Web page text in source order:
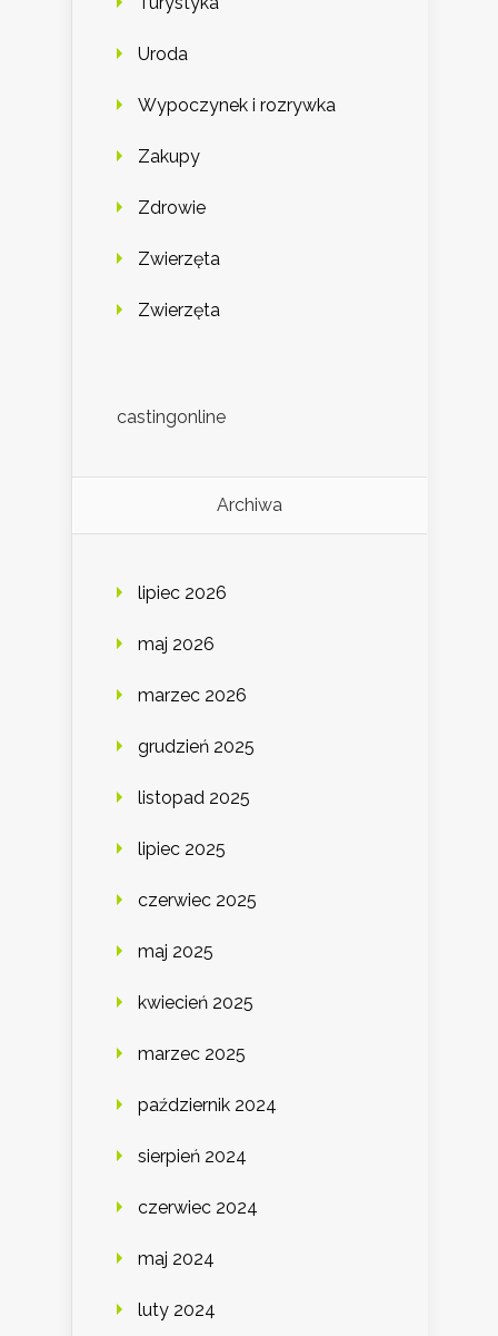
Uroda
Wypoczynek i rozrywka
Zakupy
Zdrowie
Zwierzęta
Zwierzęta
castingonline
Archiwa
lipiec 2026
maj 2026
marzec 2026
grudzień 2025
listopad 2025
lipiec 2025
czerwiec 2025
maj 2025
kwiecień 2025
marzec 2025
październik 2024
sierpień 2024
czerwiec 2024
maj 2024
luty 2024